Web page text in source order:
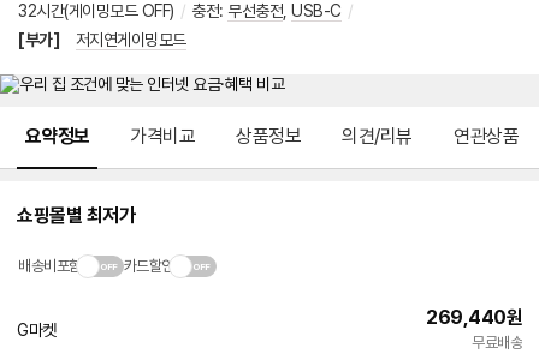
32시간(게이밍모드 OFF) / 충전: 무선충전 USB-C /
[부가]
저지연게이밍모드
요약정보 가격비교 상품정보 의견/리뷰 연관상품
쇼핑몰별 최저가
배송비포함 카드할인
G마켓
269,440원
무료배송